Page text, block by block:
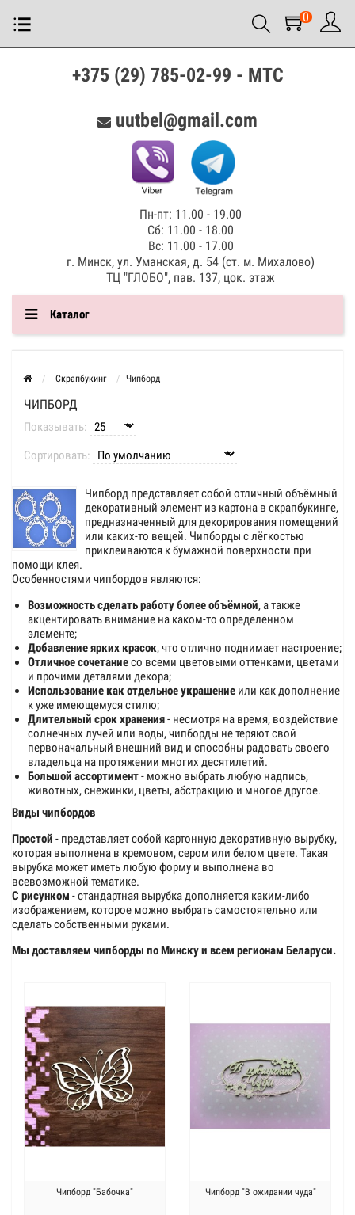
0
+375 (29) 785-02-99 - МТС
uutbel@gmail.com
Пн-пт: 11.00 - 19.00
Сб: 11.00 - 18.00
Вс: 11.00 - 17.00
г. Минск, ул. Уманская, д. 54 (ст. м. Михалово)
ТЦ "ГЛОБО", пав. 137, цок. этаж
Каталог
Скрапбукинг Чипборд
ЧИПБОРД
Показывать:
Сортировать:
Чипборд представляет собой отличный объёмный
декоративный элемент из картона в скрапбукинге,
предназначенный для декорирования помещений
или каких-то вещей. Чипборды с лёгкостью
приклеиваются к бумажной поверхности при
помощи клея.
Особенностями чипбордов являются:
Возможность сделать работу более объёмной, а также
акцентировать внимание на каком-то определенном
элементе;
Добавление ярких красок, что отлично поднимает настроение;
Отличное сочетаниесо всеми цветовыми оттенками, цветами
и прочими деталями декора;
Использование как отдельное украшение или как дополнение
к уже имеющемуся стилю;
Длительный срок хранения- несмотря на время, воздействие
солнечных лучей или воды, чипборды не теряют свой
первоначальный внешний вид и способны радовать своего
владельца на протяжении многих десятилетий.
Большой ассортимент- можно выбрать любую надпись,
животных, снежинки, цветы, абстракцию и многое другое.
Виды чипбордов
Простой - представляет собой картонную декоративную вырубку,
которая выполнена в кремовом, сером или белом цвете. Такая
вырубка может иметь любую форму и выполнена во
всевозможной тематике.
С рисунком - стандартная вырубка дополняется каким-либо
изображением, которое можно выбрать самостоятельно или
сделать собственными руками.
Мы доставляем чипборды по Минску и всем регионам Беларуси.
Чипборд "Бабочка" Чипборд "В ожидании чуда"